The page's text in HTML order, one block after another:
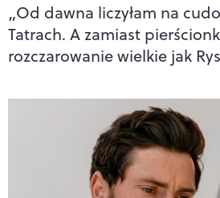
„Od dawna liczyłam na
Tatrach. A zamiast
rozczarowanie wielkie jak